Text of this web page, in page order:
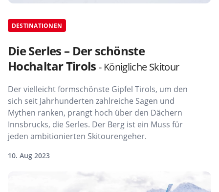
DESTINATIONEN
Die Serles – Der schönste
Hochaltar Tirols- Königliche Skitour
Der vielleicht formschönste Gipfel Tirols, um den
sich seit Jahrhunderten zahlreiche Sagen und
Mythen ranken, prangt hoch über den Dächern
Innsbrucks, die Serles. Der Berg ist ein Muss für
jeden ambitionierten Skitourengeher.
10. Aug 2023